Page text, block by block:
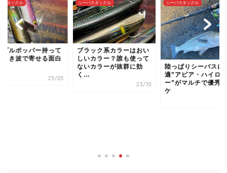
スタックル
プルポッパー持って
引き波で寄せる面白
25/05
シーバスタックル
ブラック系カラーはおい
しいカラー？誰も使って
ないカラーが抜群に効
く...
23/10
シーバスタックル
陸っぱりシーバスに
適”アピア・ハイロ
ー”がマルチで優秀
ケ